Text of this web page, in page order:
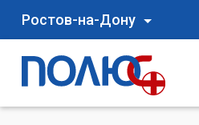
Ростов-на-Дону